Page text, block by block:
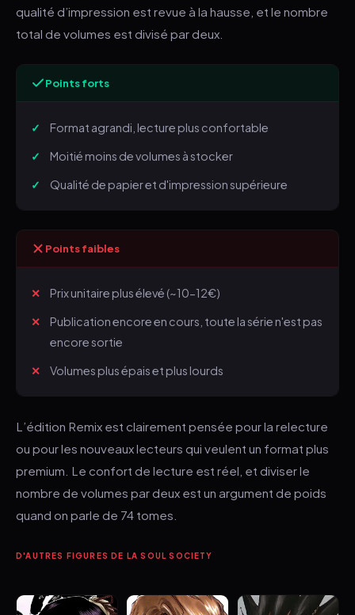
qualité d’impression est revue à la hausse, et le nombre
total de volumes est divisé par deux.
Points forts
Format agrandi, lecture plus confortable
Moitié moins de volumes à stocker
Qualité de papier et d'impression supérieure
Points faibles
Prix unitaire plus élevé (~10-12€)
Publication encore en cours, toute la série n'est pas
encore sortie
Volumes plus épais et plus lourds
L’édition Remix est clairement pensée pour la relecture
ou pour les nouveaux lecteurs qui veulent un format plus
premium. Le confort de lecture est réel, et diviser le
nombre de volumes par deux est un argument de poids
quand on parle de 74 tomes.
D'AUTRES FIGURES DE LA SOUL SOCIETY